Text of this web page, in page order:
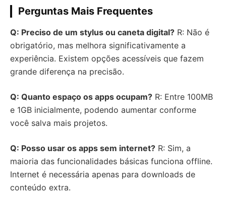
Perguntas Mais Frequentes
Q: Preciso de um stylus ou caneta digital? R: Não é
obrigatório, mas melhora significativamente a
experiência. Existem opções acessíveis que fazem
grande diferença na precisão.
Q: Quanto espaço os apps ocupam? R: Entre 100MB
e 1GB inicialmente, podendo aumentar conforme
você salva mais projetos.
Q: Posso usar os apps sem internet? R: Sim, a
maioria das funcionalidades básicas funciona offline.
Internet é necessária apenas para downloads de
conteúdo extra.